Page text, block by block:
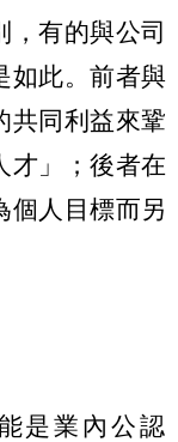
，有的與公司
如此。前者與
共同利益來鞏
才」；後者在
個人目標而另
是業內公認